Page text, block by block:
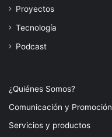
Proyectos
Tecnología
Podcast
¿Quiénes Somos?
Comunicación y Promoción
Servicios y productos